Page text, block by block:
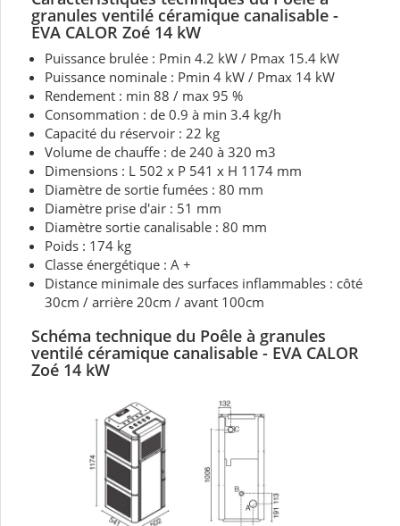
granules ventilé céramique canalisable -
EVA CALOR Zoé 14 kW
Puissance brulée : Pmin 4.2 kW / Pmax 15.4 kW
Puissance nominale : Pmin 4 kW / Pmax 14 kW
Rendement : min 88 / max 95 %
Consommation : de 0.9 à min 3.4 kg/h
Capacité du réservoir : 22 kg
Volume de chauffe : de 240 à 320 m3
Dimensions : L 502 x P 541 x H 1174 mm
Diamètre de sortie fumées : 80 mm
Diamètre prise d'air : 51 mm
Diamètre sortie canalisable : 80 mm
Poids : 174 kg
Classe énergétique : A +
Distance minimale des surfaces inflammables : côté
30cm / arrière 20cm / avant 100cm
Schéma technique du Poêle à granules
ventilé céramique canalisable - EVA CALOR
Zoé 14 kW